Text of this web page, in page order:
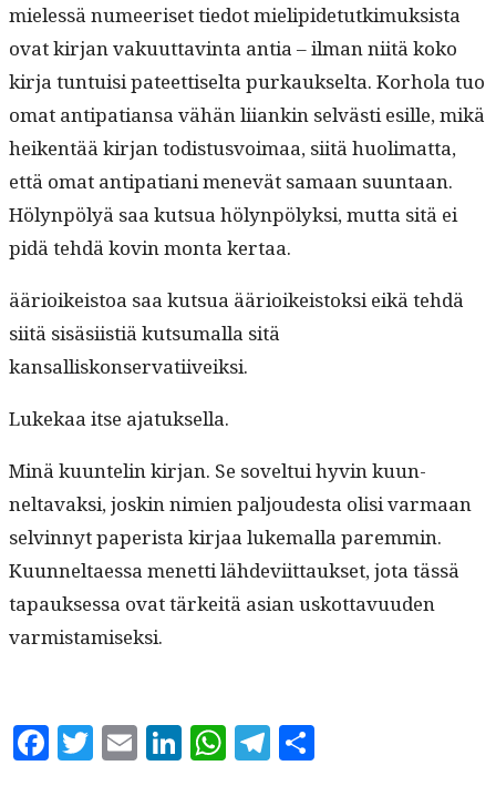
mielessä numeeriset tiedot mielipi­de­tutkimuk­sista
ovat kir­jan vaku­ut­tavin­ta antia – ilman niitä koko
kir­ja tun­tu­isi pateet­tiselta purkauk­selta. Korho­la tuo
omat antipa­tiansa vähän liiankin selvästi esille, mikä
heiken­tää kir­jan todis­tusvoimaa, siitä huoli­mat­ta,
että omat antipa­tiani menevät samaan suun­taan.
Hölyn­pö­lyä saa kut­sua hölyn­pö­lyk­si, mut­ta sitä ei
pidä tehdä kovin mon­ta kertaa.
ääri­oikeis­toa saa kut­sua ääri­oikeis­tok­si eikä tehdä
siitä sisäsi­is­tiä kut­sumal­la sitä
kansalliskonservatiiveiksi.
Lukekaa itse ajatuksella.
Minä kuun­telin kir­jan. Se sovel­tui hyvin kuun­
neltavak­si, joskin nimien paljoud­es­ta olisi var­maan
selvin­nyt paperi­sta kir­jaa luke­mal­la parem­min.
Kuun­neltaes­sa menet­ti lähde­vi­it­tauk­set, jota tässä
tapauk­ses­sa ovat tärkeitä asian uskot­tavu­u­den
varmistamiseksi.
Facebook
TwitterEmailLinkedIn
WhatsApp
Telegram